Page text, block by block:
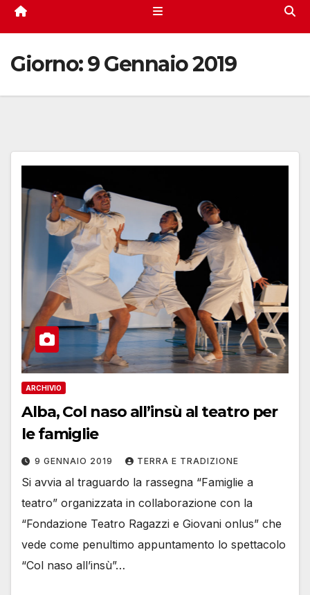
Giorno:9 Gennaio 2019
ARCHIVIO
Alba, Col naso all’insù al teatro per
le famiglie
9 GENNAIO 2019 TERRA E TRADIZIONE
Si avvia al traguardo la rassegna “Famiglie a
teatro” organizzata in collaborazione con la
“Fondazione Teatro Ragazzi e Giovani onlus” che
vede come penultimo appuntamento lo spettacolo
“Col naso all’insù”…